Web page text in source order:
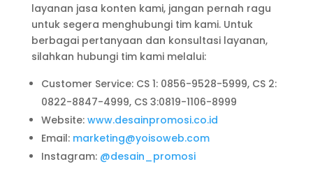
layanan jasa konten kami, jangan pernah ragu
untuk segera menghubungi tim kami. Untuk
berbagai pertanyaan dan konsultasi layanan,
silahkan hubungi tim kami melalui:
Customer Service: CS 1: 0856-9528-5999, CS 2:
0822-8847-4999, CS 3:0819-1106-8999
Website: www.desainpromosi.co.id
Email: marketing@yoisoweb.com
Instagram: @desain_promosi